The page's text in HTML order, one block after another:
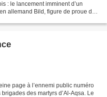
: le lancement imminent d’un
allemand Bild, figure de proue du
page à l’ennemi public numéro
des martyrs d’Al-Aqsa. Le